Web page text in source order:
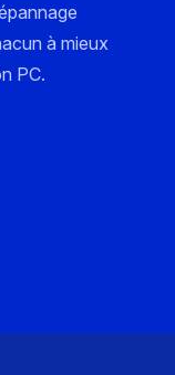
à mieux
PC.